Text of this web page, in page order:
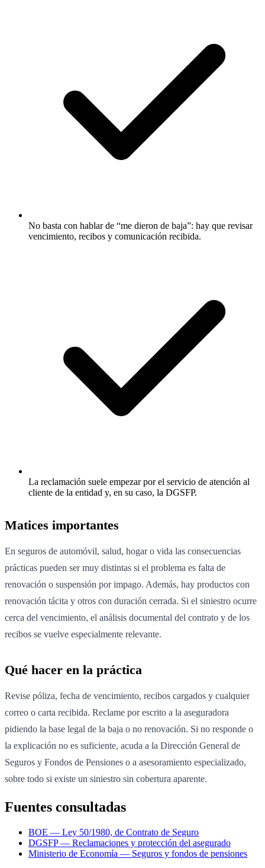
No basta con hablar de “me dieron de baja”: hay que revisar
vencimiento, recibos y comunicación recibida.
La reclamación suele empezar por el servicio de atención al
cliente de la entidad y, en su caso, la DGSFP.
Matices importantes
En seguros de automóvil, salud, hogar o vida las consecuencias
prácticas pueden ser muy distintas si el problema es falta de
renovación o suspensión por impago. Además, hay productos con
renovación tácita y otros con duración cerrada. Si el siniestro ocurre
cerca del vencimiento, el análisis documental del contrato y de los
recibos se vuelve especialmente relevante.
Qué hacer en la práctica
Revise póliza, fecha de vencimiento, recibos cargados y cualquier
correo o carta recibida. Reclame por escrito a la aseguradora
pidiendo la base legal de la baja o no renovación. Si no responde o
la explicación no es suficiente, acuda a la Dirección General de
Seguros y Fondos de Pensiones o a asesoramiento especializado,
sobre todo si existe un siniestro sin cobertura aparente.
Fuentes consultadas
BOE — Ley 50/1980, de Contrato de Seguro
DGSFP — Reclamaciones y protección del asegurado
Ministerio de Economía — Seguros y fondos de pensiones